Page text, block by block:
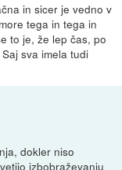
in sicer je vedno v
tega in tega in
to je, že lep čas, po
sva imela tudi
dokler niso
izbobraževanju